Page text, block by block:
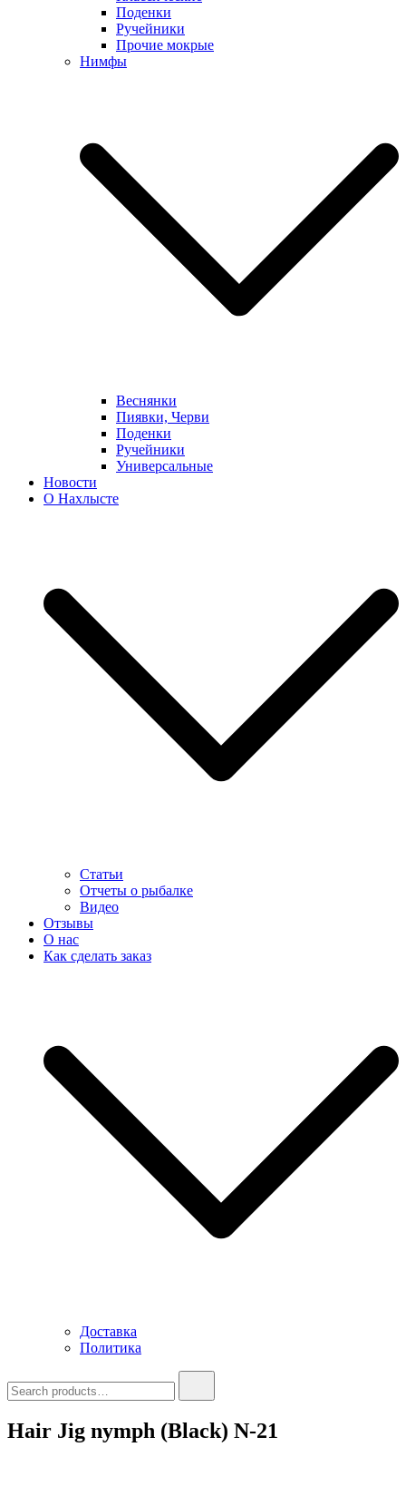
Поденки
Ручейники
Прочие мокрые
Нимфы
Веснянки
Пиявки, Черви
Поденки
Ручейники
Универсальные
Новости
О Нахлысте
Статьи
Отчеты о рыбалке
Видео
Отзывы
О нас
Как сделать заказ
Доставка
Политика
for:
Hair Jig nymph (Black) N-21